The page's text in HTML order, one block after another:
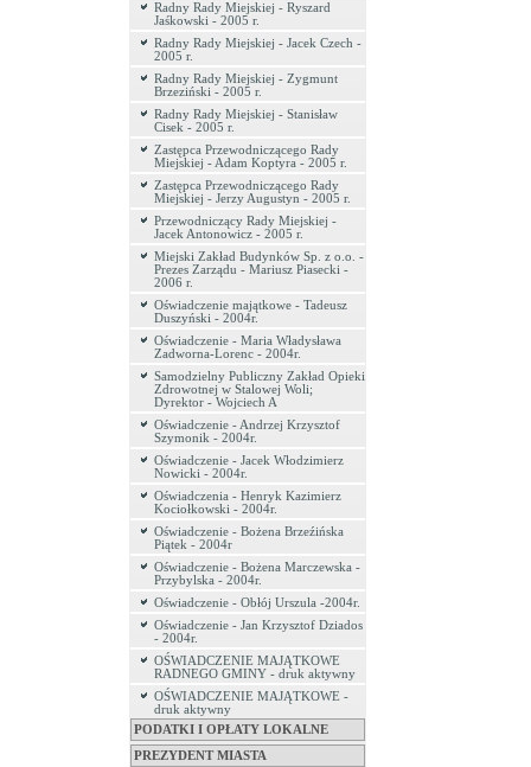
Radny Rady Miejskiej - Ryszard
Jaśkowski - 2005 r.
Radny Rady Miejskiej - Jacek Czech -
2005 r.
Radny Rady Miejskiej - Zygmunt
Brzeziński - 2005 r.
Radny Rady Miejskiej - Stanisław
Cisek - 2005 r.
Zastępca Przewodniczącego Rady
Miejskiej - Adam Koptyra - 2005 r.
Zastępca Przewodniczącego Rady
Miejskiej - Jerzy Augustyn - 2005 r.
Przewodniczący Rady Miejskiej -
Jacek Antonowicz - 2005 r.
Miejski Zakład Budynków Sp. z o.o. -
Prezes Zarządu - Mariusz Piasecki -
2006 r.
Oświadczenie majątkowe - Tadeusz
Duszyński - 2004r.
Oświadczenie - Maria Władysława
Zadworna-Lorenc - 2004r.
Samodzielny Publiczny Zakład Opieki
Zdrowotnej w Stalowej Woli;
Dyrektor - Wojciech A
Oświadczenie - Andrzej Krzysztof
Szymonik - 2004r.
Oświadczenie - Jacek Włodzimierz
Nowicki - 2004r.
Oświadczenia - Henryk Kazimierz
Kociołkowski - 2004r.
Oświadczenie - Bożena Brzeźińska
Piątek - 2004r
Oświadczenie - Bożena Marczewska -
Przybylska - 2004r.
Oświadczenie - Obłój Urszula -2004r.
Oświadczenie - Jan Krzysztof Dziados
- 2004r.
OŚWIADCZENIE MAJĄTKOWE
RADNEGO GMINY - druk aktywny
OŚWIADCZENIE MAJĄTKOWE -
druk aktywny
PODATKI I OPŁATY LOKALNE
PREZYDENT MIASTA